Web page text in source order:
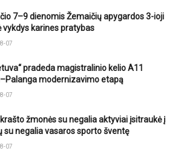
7–9 dienomis Žemaičių apygardos 3-ioji
vykdys karines pratybas
07
pradeda magistralinio kelio A11
modernizavimo etapą
07
žmonės su negalia aktyviai įsitraukė į
su negalia vasaros sporto šventę
07